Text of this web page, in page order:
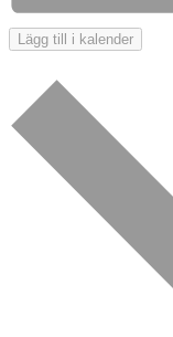
Lägg till i kalender